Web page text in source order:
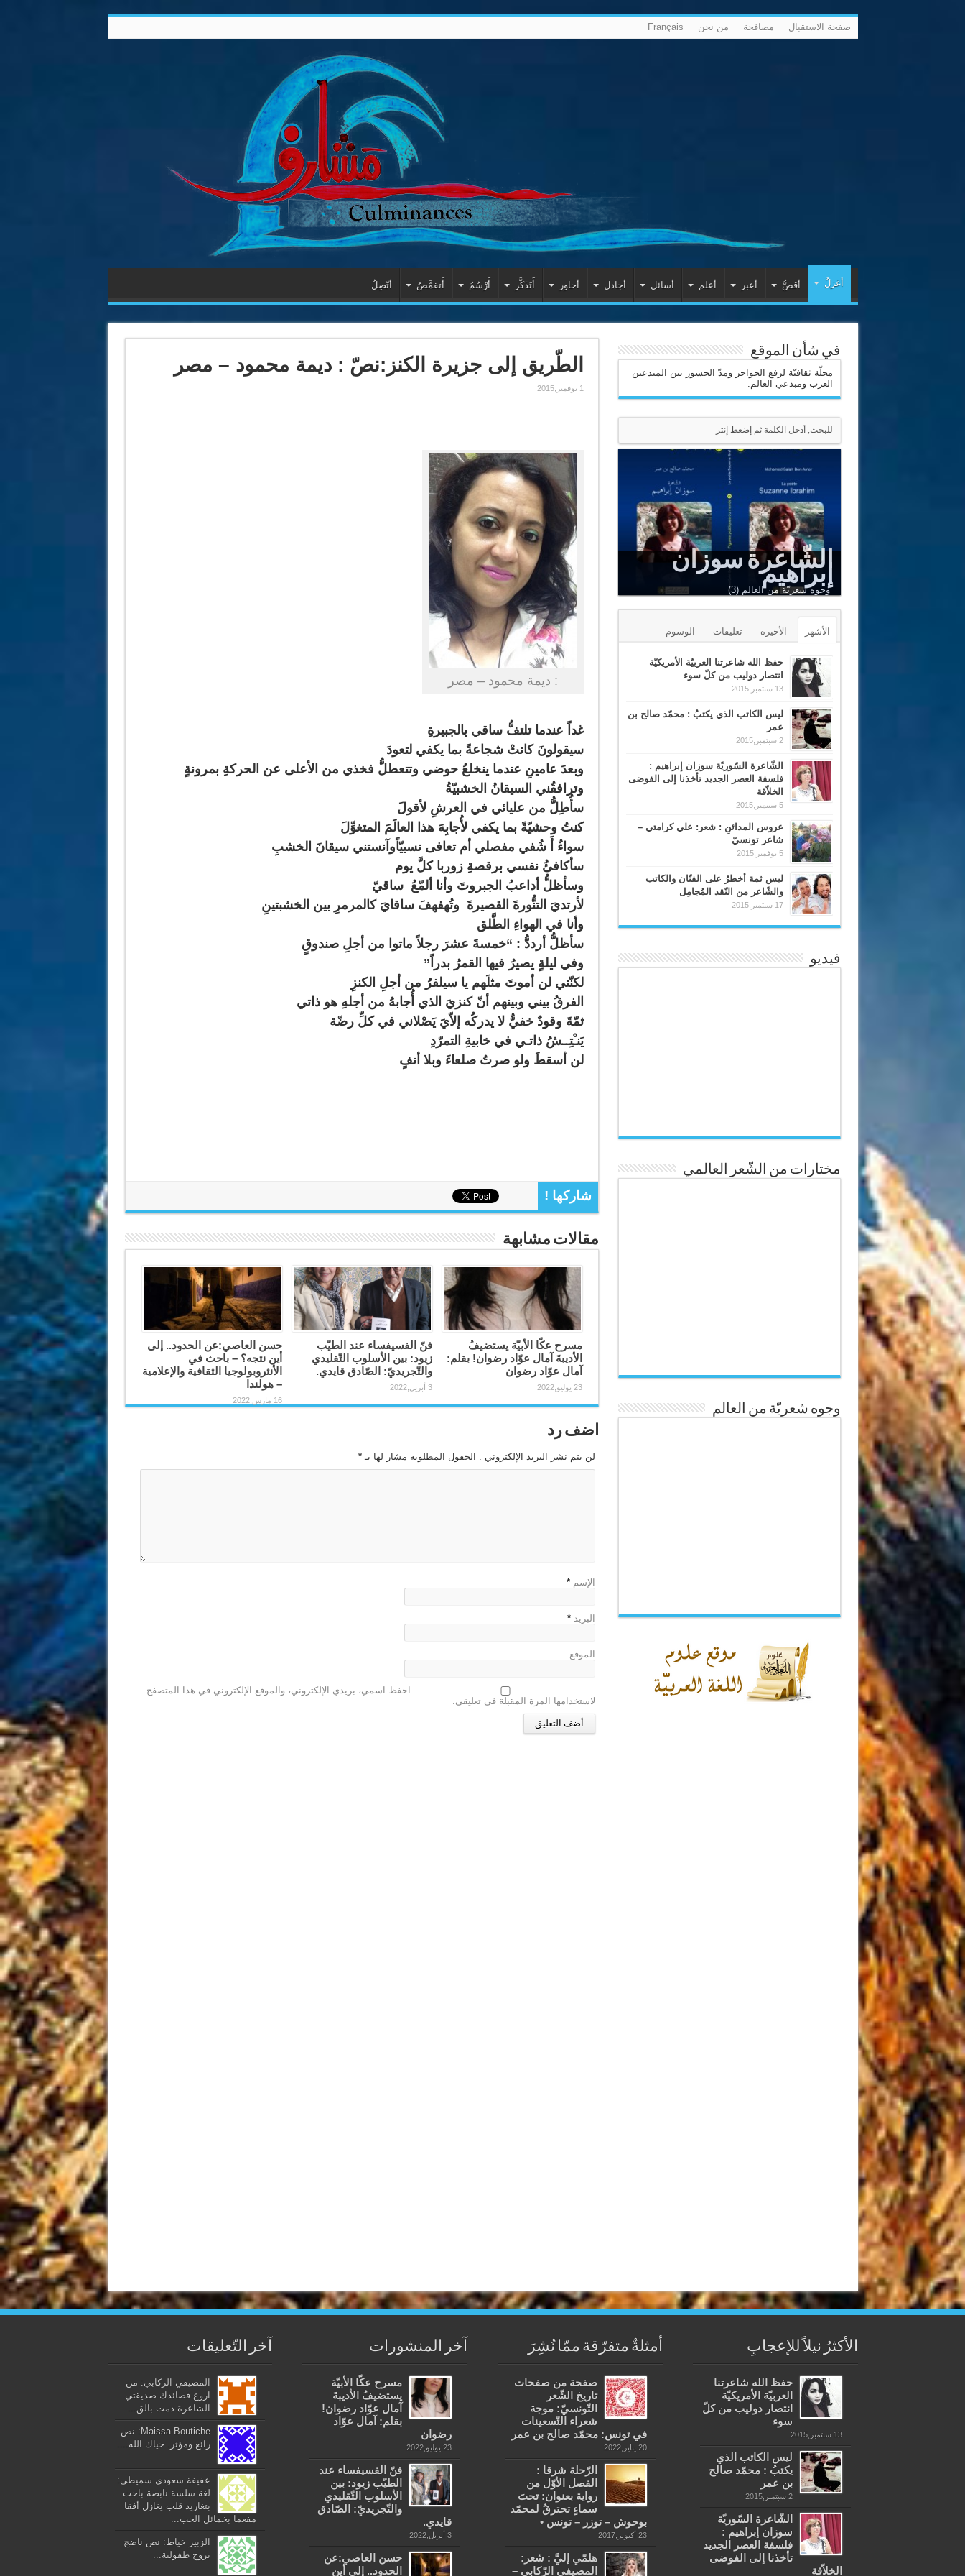
صفحة الاستقبال مصافحة من نحن Français
أغزلٌ أقصُّ أعبر أعلم أسائل أجادل أحاور أَتَذَكَّر أَرْسُمُ أَتقمَّصُ أتّصِلُ
الطّريق إلى جزيرة الكنز:نصّ : ديمة محمود – مصر
1 نوفمبر,2015
: ديمة محمود – مصر
غداً عندما تلتفُّ ساقي بالجبيرةِ
سيقولونَ كانتْ شجاعةً بما يكفي لتعودَ
وبعدَ عامينِ عندما ينخلعُ حوضي وتتعطلُّ فخذي من الأعلى عن الحركةِ بمرونةٍ
وترافقُني السيقانُ الخشبيّةُ
سأُطِلُّ من عليائي في العرشِ لأقولَ
كنتُ وحشيّةً بما يكفي لأُجابِهَ هذا العالَمَ المتغوِّلَ
سواءٌ أَ شُفي مفصلي أم تعافى نسبيّاًوآنستني سيقانَ الخشبِ
سأكافئُ نفسي برقصةِ زوربا كلَّ يوم
وسأظلُّ أداعبُ الجبروتَ وأنا ألمّعُ ساقيّ
لأرتديَ التنُّورةَ القصيرةَ وتُهفهفَ ساقايَ كالمرمرِ بين الخشبتينِ
وأنا في الهواءِ الطَّلق
سأظلُّ أرددُّ : “خمسةَ عشرَ رجلاً ماتوا من أجلِ صندوقٍ
وفي ليلةٍ يصيرُ فيها القمرُ بدراً”
لكنّني لن أموتَ مثلَهم يا سيلفرُ من أجلِ الكنزِ
الفرقُ بيني وبينهم أنّ كنزيَ الذي أُجابهُ من أجلهِ هو ذاتي
ثمّةَ وقودٌ خفيٌّ لا يدركُه إلاّيَ يَصْلاني في كلِّ رضّة
يَنـْتِــشُ ذاتـي في خابيةِ التمرّدِ
لن أسقطَ ولو صرتُ صلعاءَ وبلا أنفٍ
شاركها !
مقالات مشابهة
مسرح عكّا الأبيّة يستضيفُ
الأديبةَ آمال عوّاد رضوان! بقلم:
آمال عوّاد رضوان
23 يوليو,2022
فنّ الفسيفساء عند الطيّب
زيود: بين الأسلوب التّقليدي
والتّجريديّ: الصّادق قايدي.
3 أبريل,2022
حسن العاصي:عن الحدود.. إلى
أين نتجه؟ – باحث في
الأنثروبولوجيا الثقافية والإعلامية
– هولندا
16 مارس,2022
اضف رد
لن يتم نشر البريد الإلكتروني . الحقول المطلوبة مشار لها بـ*
الإسم *
البريد *
الموقع
احفظ اسمي، بريدي الإلكتروني، والموقع الإلكتروني في هذا المتصفح
لاستخدامها المرة المقبلة في تعليقي.
في شأن الموقع
مجلّة ثقافيّة لرفع الحواجز ومدّ الجسور بين المبدعين
العرب ومبدعي العالم.
الشّاعرة سوزان
إبراهيم
وجوه شعريّة من العالم (3)
الأشهر الأخيرة تعليقات الوسوم
حفظ الله شاعرتنا العربيّة الأمريكيّة
انتصار دوليب من كلّ سوء
13 سبتمبر,2015
ليس الكاتب الذي يكتبُ : محمّد صالح بن
عمر
2 سبتمبر,2015
الشّاعرة السّوريّة سوزان إبراهيم :
فلسفة العصر الجديد تأخذنا إلى الفوضى
الخلاّقة
5 سبتمبر,2015
عروس المدائنِ : شعر: علي كرامتي –
شاعر تونسيّ
5 نوفمبر,2015
ليس ثمة أخطرُ على الفنّان والكاتب
والشّاعر من النّقد المُجامِل
17 سبتمبر,2015
فيديو
مختارات من الشّعر العالمي
وجوه شعريّة من العالم
الأكثرُ نيلاً للإعجابِ
حفظ الله شاعرتنا
العربيّة الأمريكيّة
انتصار دوليب من كلّ
سوء
13 سبتمبر,2015
ليس الكاتب الذي
يكتبُ : محمّد صالح
بن عمر
2 سبتمبر,2015
الشّاعرة السّوريّة
سوزان إبراهيم :
فلسفة العصر الجديد
تأخذنا إلى الفوضى
الخلاّقة
أمثلةٌ متفرّقة ممّا نُشِرَ
صفحة من صفحات
تاريخ الشّعر
التّونسيّ: موجة
شعراء التّسعينات
في تونس: محمّد صالح بن عمر
20 يناير,2022
الرّحلة شرقا :
الفصل الأوّل من
رواية بعنوان: تحتَ
سماءٍ تحترقُ لمحمّد
بوحوش – توزر – تونس •
23 أكتوبر,2017
هلمّي إليَّ : شعر:
المصيفي الرّكابي –
آخر المنشورات
مسرح عكّا الأبيّة
يستضيفُ الأديبةَ
آمال عوّاد رضوان!
بقلم: آمال عوّاد
رضوان
23 يوليو,2022
فنّ الفسيفساء عند
الطيّب زيود: بين
الأسلوب التّقليدي
والتّجريديّ: الصّادق
قايدي.
3 أبريل,2022
حسن العاصي:عن
الحدود.. إلى أين
آخر التّعليقات
المصيفي الركابي: من
اروع قصائدك صديقتي
الشاعرة دمت بالق...
Maissa Boutiche: نص
رائع ومؤثر. حياك الله....
عفيفة سعودي سميطي:
لغة سلسة نابضة باحت
بتغاريد قلب يغازل أفقا
مفعما بخمائل الحب...
الزبير خياط: نص ناضج
بروح طفولية...